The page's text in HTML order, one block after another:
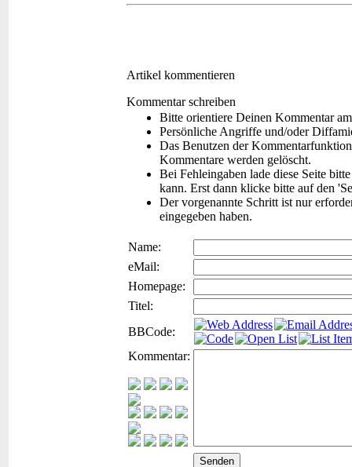
Artikel kommentieren
Kommentar schreiben
Bitte orientiere Deinen Kommentar
Persönliche Angriffe und/oder
Das Benutzen der
Kommentare werden gelöscht.
Bei Fehleingaben lade diese Seite
kann. Erst dann klicke bitte auf den
Der vorgenannte Schritt ist nur
eingegeben haben.
Name:
eMail:
Homepage:
Titel:
BBCode:
Kommentar: